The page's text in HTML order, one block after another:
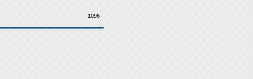
1096